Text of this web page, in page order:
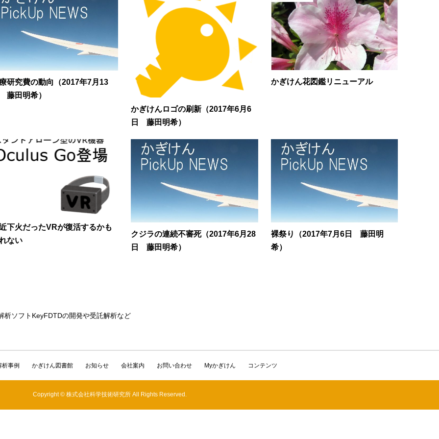
研究費の動向（2017年7月13
藤田明希）
かぎけんロゴの刷新（2017年6月6
日 藤田明希）
かぎけん花図鑑リニューアル
下火だったVRが復活するかも
ない
クジラの連続不審死（2017年6月28
日 藤田明希）
裸祭り（2017年7月6日 藤田明
希）
析ソフトKeyFDTDの開発や受託解析など
析事例 かぎけん図書館 お知らせ 会社案内 お問い合わせ Myかぎけん コンテンツ
Copyright © 株式会社科学技術研究所 All Rights Reserved.